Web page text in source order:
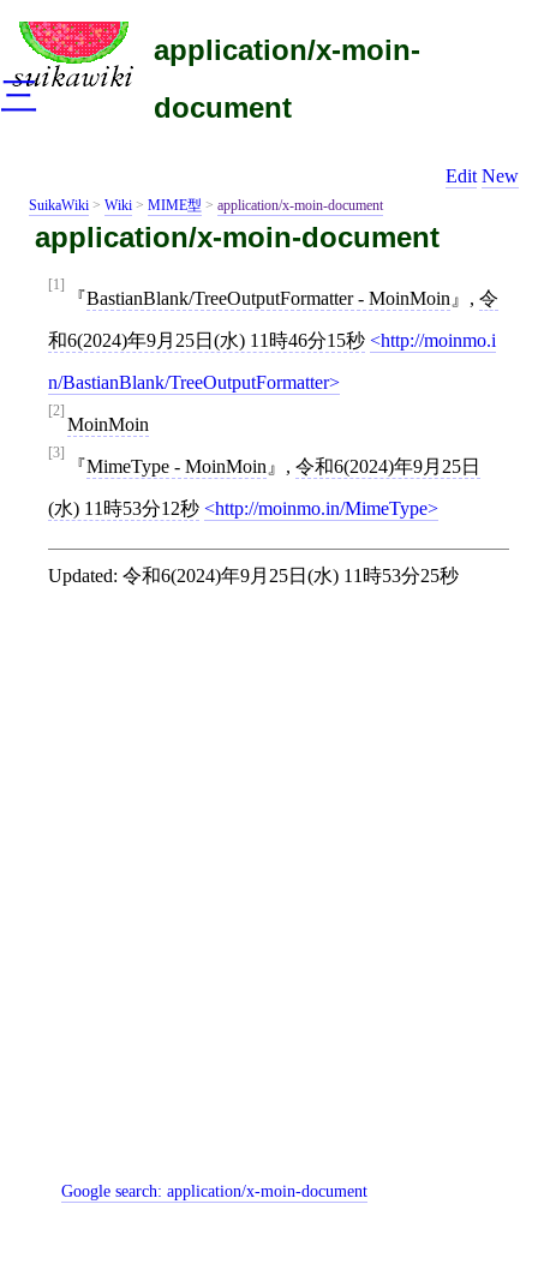
application/x-moin-
document
Edit New
SuikaWiki > Wiki > MIME型 > application/x-moin-document
application/x-moin-document
[1]
BastianBlank/TreeOutputFormatter - MoinMoin , 令
和6(2024)年9月25日(水) 11時46分15秒 http://moinmo.i
n/BastianBlank/TreeOutputFormatter
[2]
MoinMoin
[3]
MimeType - MoinMoin , 令和6(2024)年9月25日
(水) 11時53分12秒 http://moinmo.in/MimeType
Updated: 令和6(2024)年9月25日(水) 11時53分25秒
Google search:application/x-moin-document
三